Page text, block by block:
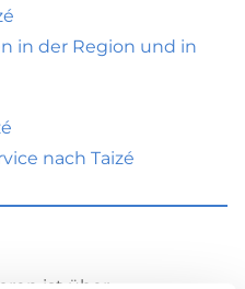
in der Region und in
nach Taizé